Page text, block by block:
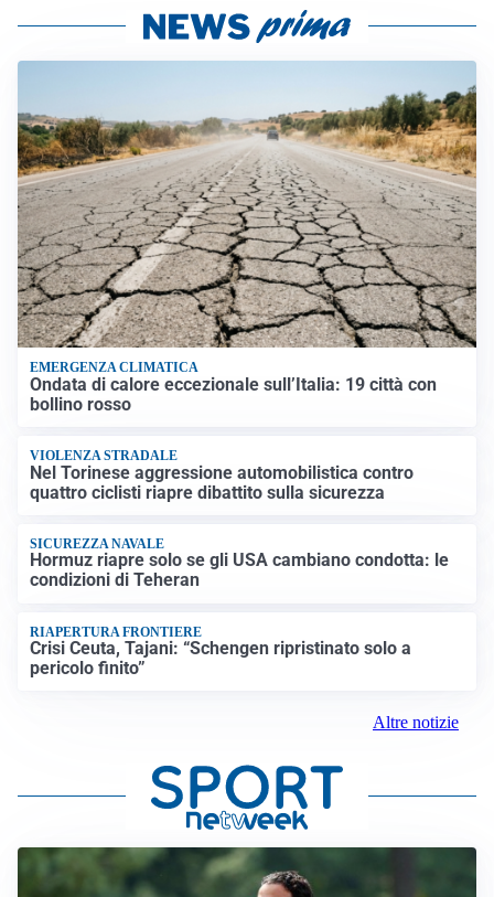
EMERGENZA CLIMATICA
Ondata di calore eccezionale sull’Italia: 19 città con
bollino rosso
VIOLENZA STRADALE
Nel Torinese aggressione automobilistica contro
quattro ciclisti riapre dibattito sulla sicurezza
SICUREZZA NAVALE
Hormuz riapre solo se gli USA cambiano condotta: le
condizioni di Teheran
RIAPERTURA FRONTIERE
Crisi Ceuta, Tajani: “Schengen ripristinato solo a
pericolo finito”
Altre notizie